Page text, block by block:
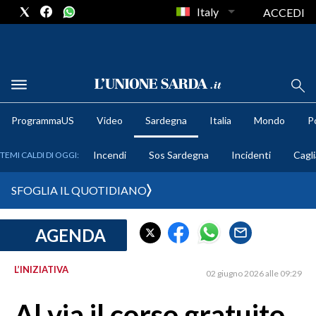
METEO
CRONACA SARDEGNA
Italy ACCEDI
ProgrammaUS Video Sardegna Italia Mondo
TEMI CALDI DI OGGI: Incendi Sos Sardegna Incidenti
SFOGLIA IL QUOTIDIANO
AGENDA
L’INIZIATIVA 02 giugno 2026 alle 09:29